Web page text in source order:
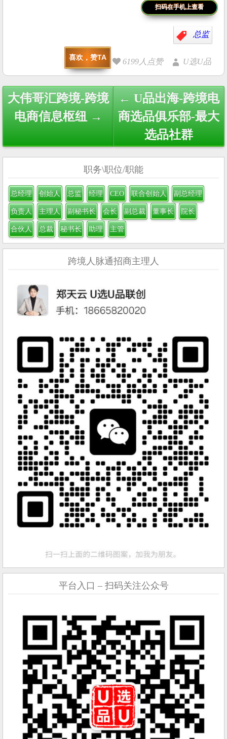
扫码在手机上查看
总监
喜欢，赞TA 6199人点赞 U选U品
Post
navigation
大伟哥汇跨境-跨境
电商信息枢纽 →
← U品出海-跨境电
商选品俱乐部-最大
选品社群
职务\职位/职能
总经理 创始人 总监 经理 CEO 联合创始人 副总经理
负责人 主理人 副秘书长 会长 副总裁 董事长 院长
合伙人 总裁 秘书长 助理 主管
跨境人脉通招商主理人
平台入口 – 扫码关注公众号